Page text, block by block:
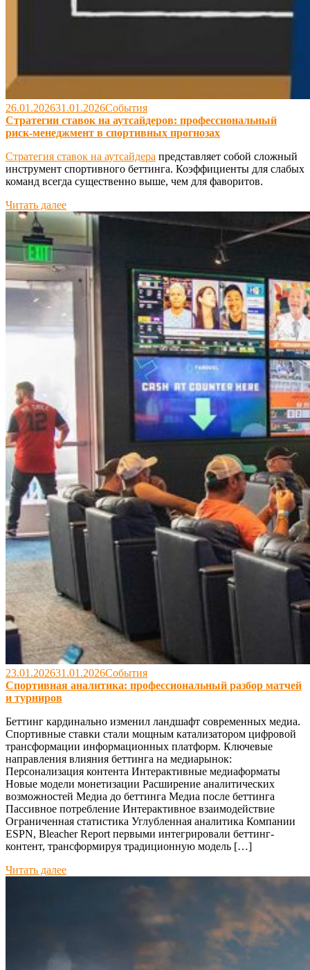
26.01.202631.01.2026События
Стратегии ставок на аутсайдеров: профессиональный
риск-менеджмент в спортивных прогнозах
Стратегия ставок на аутсайдера представляет собой сложный
инструмент спортивного беттинга. Коэффициенты для слабых
команд всегда существенно выше, чем для фаворитов.
Читать далее
23.01.202631.01.2026События
Спортивная аналитика: профессиональный разбор матчей
и турниров
Беттинг кардинально изменил ландшафт современных медиа.
Спортивные ставки стали мощным катализатором цифровой
трансформации информационных платформ. Ключевые
направления влияния беттинга на медиарынок:
Персонализация контента Интерактивные медиаформаты
Новые модели монетизации Расширение аналитических
возможностей Медиа до беттинга Медиа после беттинга
Пассивное потребление Интерактивное взаимодействие
Ограниченная статистика Углубленная аналитика Компании
ESPN, Bleacher Report первыми интегрировали беттинг-
контент, трансформируя традиционную модель […]
Читать далее